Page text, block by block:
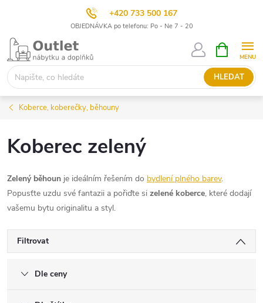
+420 733 500 167
OBJEDNÁVKA po telefonu: Po - Ne 7 - 20
Přejít
obsah
HLEDAT
NÁKUPNÍ
KOŠÍK
Koberce, koberečky, běhouny
Koberec zelený
Zelený běhoun je ideálním řešením do bydlení plného barev.
Popusťte uzdu své fantazii a pořiďte si zelené koberce, které dodají
vašemu bytu originalitu a styl.
Filtrovat
Dle ceny